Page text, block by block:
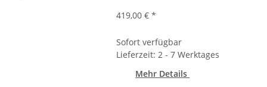
419,00 €*
Sofort verfügbar
Lieferzeit: 2 - 7 Werktages
Mehr Details